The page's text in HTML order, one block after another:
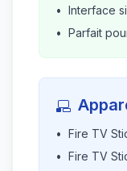
• Interface
• Parfait
• Fire TV
• Fire TV